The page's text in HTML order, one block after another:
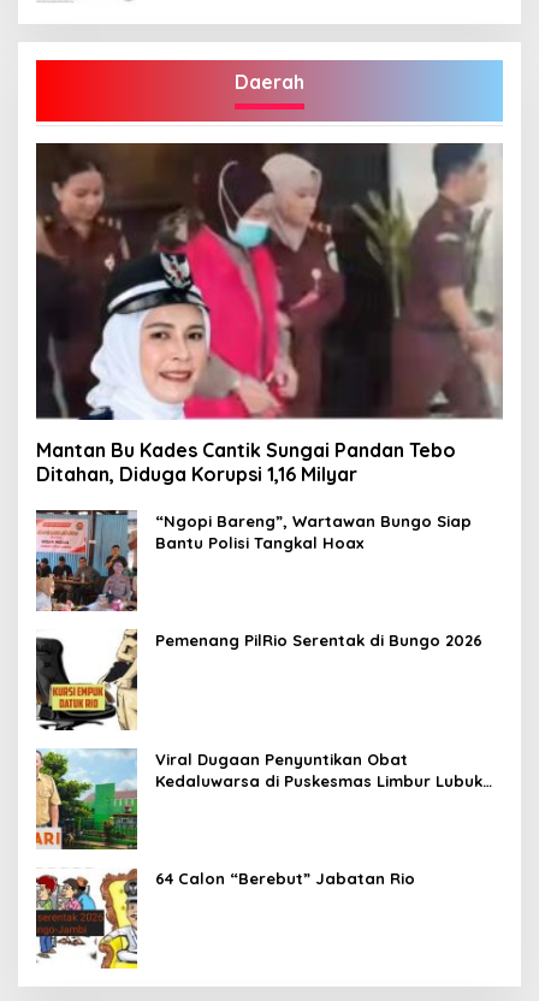
Daerah
Mantan Bu Kades Cantik Sungai Pandan Tebo
Ditahan, Diduga Korupsi 1,16 Milyar
“Ngopi Bareng”, Wartawan Bungo Siap
Bantu Polisi Tangkal Hoax
Pemenang PilRio Serentak di Bungo 2026
Viral Dugaan Penyuntikan Obat
Kedaluwarsa di Puskesmas Limbur Lubuk
64 Calon “Berebut” Jabatan Rio